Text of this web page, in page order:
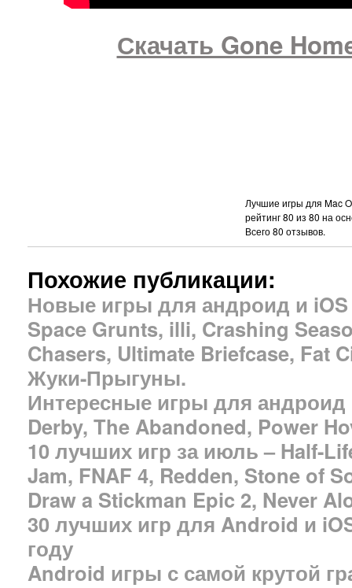
Скачать Gone
Лучшие игры для Mac
рейтинг80 из 80 на
Всего80 отзывов.
Похожие публикации:
Новые игры для андроид и iOS
Space Grunts, illi, Crashing
Chasers, Ultimate Briefcase, Fat
Жуки-Прыгуны.
Интересные игры для андроид
Derby, The Abandoned, Power
10 лучших игр за июль – Half-
Jam, FNAF 4, Redden, Stone of
Draw a Stickman Epic 2, Never
30 лучших игр для Android и
году
Android игры с самой крутой